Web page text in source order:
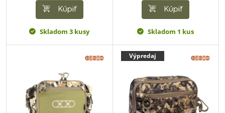
Kúpiť
Skladom 3 kusy
Kúpiť
Skladom 1 kus
Výpredaj